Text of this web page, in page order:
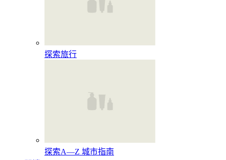
探索旅行
探索A—Z 城市指南